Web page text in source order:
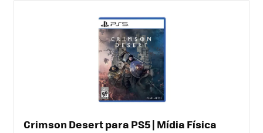
Crimson Desert para PS5 | Mídia Física